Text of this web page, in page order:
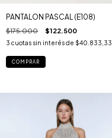
PANTALON PASCAL (E108)
$175.000 $122.500
3 cuotas sin interés de $40.833,33
COMPRAR